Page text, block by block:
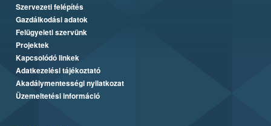
Szervezeti felépítés
Gazdálkodási adatok
Felügyeleti szervünk
Projektek
Kapcsolódó linkek
Adatkezelési tájékoztató
Akadálymentességi nyilatkozat
Üzemeltetési információ